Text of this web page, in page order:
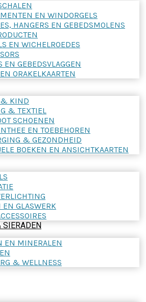
EN WINDORGELS
HANGERS EN GEBEDSMOLENS
EN WICHELROEDES
EN GEBEDSVLAGGEN
ORAKELKAARTEN
& KIND
& TEXTIEL
SCHOENEN
EN TOEBEHOREN
& GEZONDHEID
BOEKEN EN ANSICHTKAARTEN
EN GLASWERK
SIERADEN
EN MINERALEN
& WELLNESS